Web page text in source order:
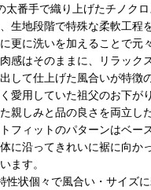
太番手で織り上げたチノク
生地段階で特殊な柔軟工程
更に洗いを加えることで元
感はそのままに、リラック
して仕上げた風合いが特徴
愛用していた祖父のお下が
親しみと品の良さを両立し
フィットのパターンはベー
に沿ってきれいに裾に向か
ます。
性状個々で風合い・サイズ